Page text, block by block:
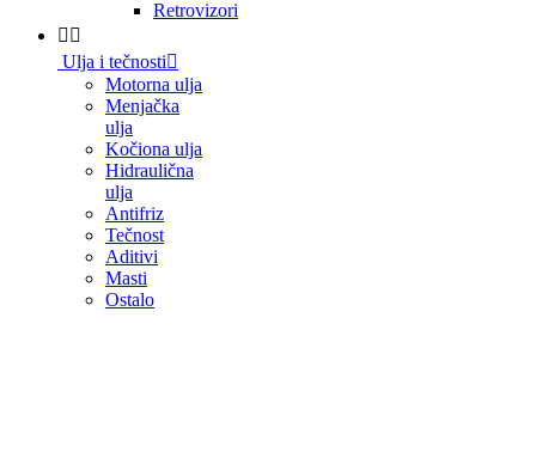
Retrovizori
 
Ulja i tečnosti
Motorna ulja
Menjačka
ulja
Kočiona ulja
Hidraulična
ulja
Antifriz
Tečnost
Aditivi
Masti
Ostalo